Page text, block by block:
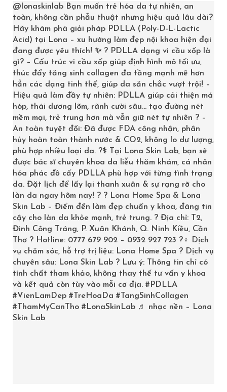
Tháng 9 2024
Tháng 3 2024
Tháng 2 2024
Tháng 7 2023
Tháng 5 2023
Tháng 12 2022
Tháng 10 2022
Tháng 4 2022
Tháng 10 2021
Tháng 3 2021
Tháng 2 2020
Tháng 1 2019
Tháng 12 2018
Tháng 11 2018
Tháng 10 2018
@lonaskinlab Bạn muốn trẻ hóa da tự nhiên, an
toàn, không cần phẫu thuật nhưng hiệu quả lâu dài?
Hãy khám phá giải pháp PDLLA (Poly-D-L-Lactic
Acid) tại Lona – xu hướng làm đẹp nội khoa hiện đại
đang được yêu thích! ✨ ? PDLLA dạng vi cầu xốp là
gì? – Cấu trúc vi cầu xốp giúp định hình mô tối ưu,
thúc đẩy tăng sinh collagen đa tầng mạnh mẽ hơn
hẳn các dạng tinh thể, giúp da săn chắc vượt trội! –
Hiệu quả làm đầy tự nhiên: PDLLA giúp cải thiện má
hóp, thái dương lõm, rãnh cười sâu… tạo đường nét
mềm mại, trẻ trung hơn mà vẫn giữ nét tự nhiên ? –
An toàn tuyệt đối: Đã được FDA công nhận, phân
hủy hoàn toàn thành nước & CO2, không lo dư lượng,
phù hợp nhiều loại da. ?‍⚕️ Tại Lona Skin Lab, bạn sẽ
được bác sĩ chuyên khoa da liễu thăm khám, cá nhân
hóa phác đồ cấy PDLLA phù hợp với từng tình trạng
da. Đặt lịch để lấy lại thanh xuân & sự rạng rỡ cho
làn da ngay hôm nay! ? ? Lona Home Spa & Lona
Skin Lab – Điểm đến làm đẹp chuẩn y khoa, đáng tin
cậy cho làn da khỏe mạnh, trẻ trung. ? Địa chỉ: T2,
Đinh Công Tráng, P. Xuân Khánh, Q. Ninh Kiều, Cần
Thơ ? Hotline: 0777 679 902 – 0932 927 723 ?‍♀️ Dịch
vụ chăm sóc, hỗ trợ trị liệu: Lona Home Spa ? Dịch vụ
chuyên sâu: Lona Skin Lab ? Lưu ý: Thông tin chỉ có
tính chất tham khảo, không thay thế tư vấn y khoa
và kết quả còn tùy vào mỗi cơ địa. #PDLLA
#VienLamDep #TreHoaDa #TangSinhCollagen
#ThamMyCanTho #LonaSkinLab ♬ nhạc nền – Lona
Skin Lab